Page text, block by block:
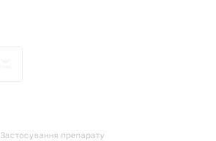
Застосування препарату